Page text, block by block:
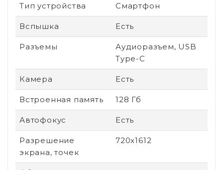
Тип устройства Смартфон
Вспышка Есть
Разъемы
Аудиоразъем, USB
Type-C
Камера Есть
Встроенная память 128 Гб
Автофокус Есть
Разрешение
экрана, точек
720x1612